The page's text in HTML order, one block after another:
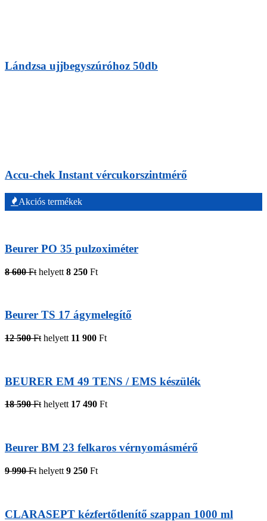
Lándzsa ujjbegyszúróhoz 50db
Accu-chek Instant vércukorszintmérő
Akciós termékek
Beurer PO 35 pulzoximéter
8 600 Ft helyett 8 250 Ft
Beurer TS 17 ágymelegítő
12 500 Ft helyett 11 900 Ft
BEURER EM 49 TENS / EMS készülék
18 590 Fthelyett 17 490 Ft
Beurer BM 23 felkaros vérnyomásmérő
9 990 Ft helyett 9 250 Ft
CLARASEPT kézfertőtlenítő szappan 1000 ml